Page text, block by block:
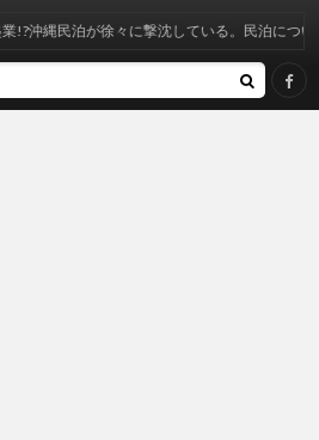
泊が徐々に撃沈している。民泊について考える